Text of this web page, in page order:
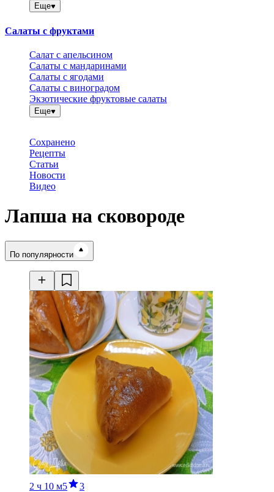
Еще
Салаты с фруктами
Салат с апельсином
Салаты с мандаринами
Салаты с ягодами
Салаты с виноградом
Экзотические фруктовые салаты
Еще
Сохранено
Рецепты
Статьи
Новости
Видео
Лапша на сковороде
Время готовки
По популярности
2 ч 10 м5 3